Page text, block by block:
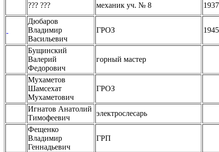
??? ??? механик уч. № 8
1937
Дюбаров
Владимир
Васильевич
ГРОЗ 1945
Бущинский
Валерий
Федорович
горный мастер
Мухаметов
Шамсехат
Мухаметович
ГРОЗ
Игнатов Анатолий
Тимофеевич
электрослесарь
Фещенко
Владимир
Геннадьевич
ГРП